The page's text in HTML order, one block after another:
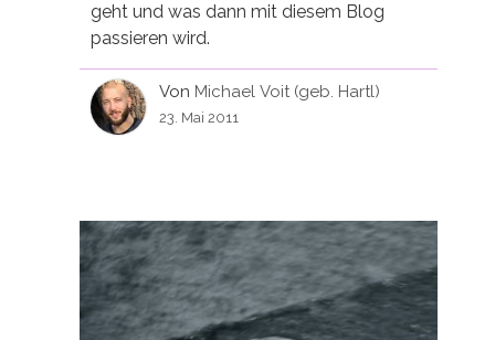
geht und was dann mit diesem Blog
passieren wird.
Von Michael Voit (geb. Hartl)
23. Mai 2011